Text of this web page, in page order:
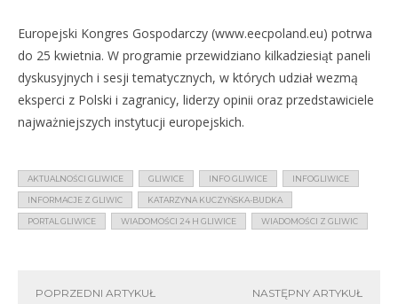
Europejski Kongres Gospodarczy (www.eecpoland.eu) potrwa
do 25 kwietnia. W programie przewidziano kilkadziesiąt paneli
dyskusyjnych i sesji tematycznych, w których udział wezmą
eksperci z Polski i zagranicy, liderzy opinii oraz przedstawiciele
najważniejszych instytucji europejskich.
AKTUALNOŚCI GLIWICE GLIWICE INFO GLIWICE INFOGLIWICE
INFORMACJE Z GLIWIC KATARZYNA KUCZYŃSKA-BUDKA
PORTAL GLIWICE WIADOMOŚCI 24 H GLIWICE WIADOMOŚCI Z GLIWIC
POPRZEDNI ARTYKUŁ NASTĘPNY ARTYKUŁ